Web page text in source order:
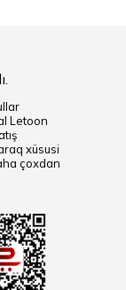
Letoon
xüsusi
çoxdan